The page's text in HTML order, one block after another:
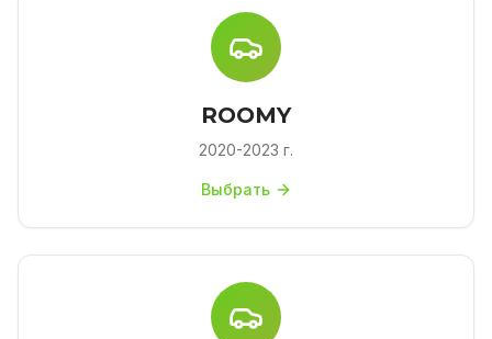
ROOMY
2020-2023 г.
Выбрать